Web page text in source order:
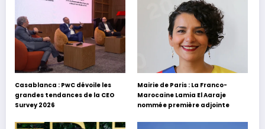
Casablanca : PwC dévoile les
grandes tendances de la CEO
Survey 2026
Mairie de Paris : La Franco-
Marocaine Lamia El Aaraje
nommée première adjointe